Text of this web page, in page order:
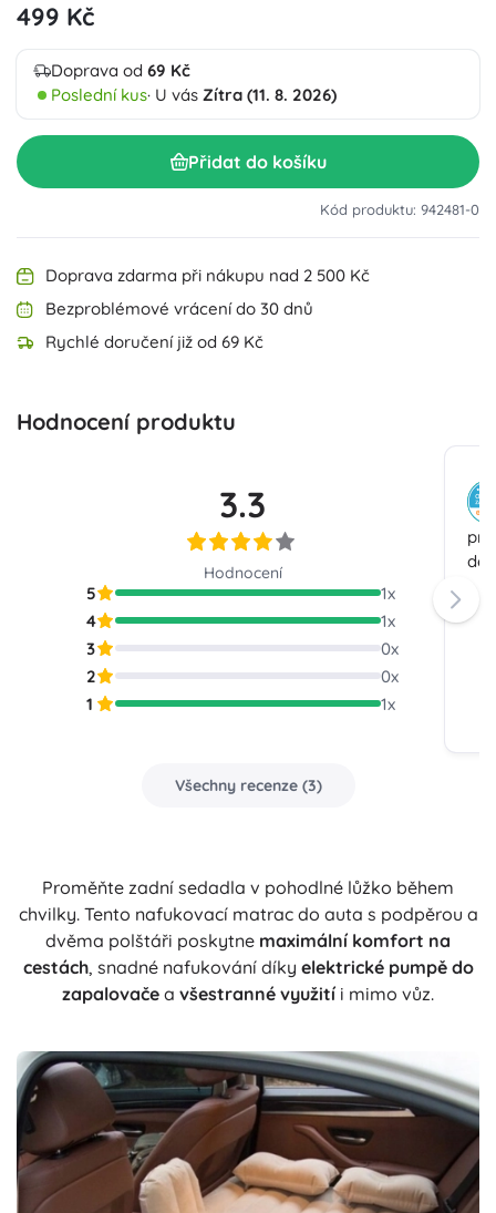
499 Kč
Doprava od 69 Kč
Poslední kus· U vás Zítra (11. 8. 2026)
Přidat do košíku
Kód produktu: 942481-0
Doprava zdarma při nákupu nad 2 500 Kč
Bezproblémové vrácení do 30 dnů
Rychlé doručení již od 69 Kč
Hodnocení produktu
3.3
Hodnocení
5 1x
4
1x
3
0x
2
0x
1
1x
Všechny recenze(3)
Proměňte zadní sedadla v pohodlné lůžko během
chvilky. Tento nafukovací matrac do auta s podpěrou a
dvěma polštáři poskytne maximální komfort na
cestách, snadné nafukování díky elektrické pumpě do
zapalovače a všestranné využití i mimo vůz.